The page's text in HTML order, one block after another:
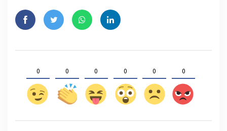
0 0 0 0 0 0